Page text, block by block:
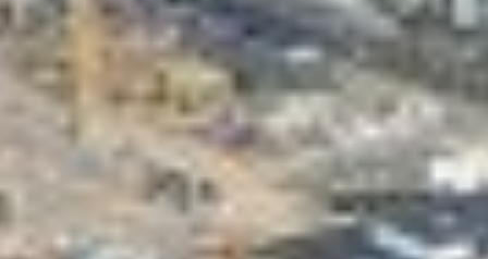
Ohje
English